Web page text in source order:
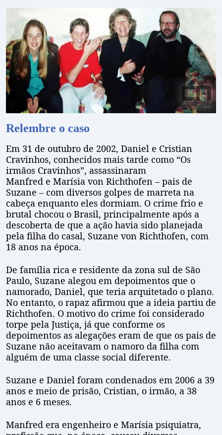
Relembre o caso
Em 31 de outubro de 2002, Daniel e Cristian
Cravinhos, conhecidos mais tarde como “Os
irmãos Cravinhos”, assassinaram
Manfred e Marísia von Richthofen – pais de
Suzane – com diversos golpes de marreta na
cabeça enquanto eles dormiam. O crime frio e
brutal chocou o Brasil, principalmente após a
descoberta de que a ação havia sido planejada
pela filha do casal, Suzane von Richthofen, com
18 anos na época.
De família rica e residente da zona sul de São
Paulo, Suzane alegou em depoimentos que o
namorado, Daniel, que teria arquitetado o plano.
No entanto, o rapaz afirmou que a ideia partiu de
Richthofen. O motivo do crime foi considerado
torpe pela Justiça, já que conforme os
depoimentos as alegações eram de que os pais de
Suzane não aceitavam o namoro da filha com
alguém de uma classe social diferente.
Suzane e Daniel foram condenados em 2006 a 39
anos e meio de prisão, Cristian, o irmão, a 38
anos e 6 meses.
Manfred era engenheiro e Marísia psiquiatra,